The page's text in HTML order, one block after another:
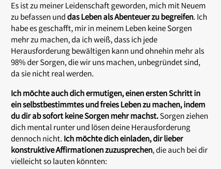
Es ist zu meiner Leidenschaft geworden, mich mit Neuem
zu befassen unddas Leben als Abenteuer zu begreifen. Ich
habe es geschafft, mir in meinem Leben keine Sorgen
mehr zu machen, da ich weiß, dass ich jede
Herausforderung bewältigen kann und ohnehin mehr als
98% der Sorgen, die wir uns machen, unbegründet sind,
da sie nicht real werden.
Ich möchte auch dich ermutigen, einen ersten Schritt in
ein selbstbestimmtes und freies Leben zu machen, indem
du dir ab sofort keine Sorgen mehr machst.Sorgen ziehen
dich mental runter und lösen deine Herausforderung
dennoch nicht. Ich möchte dich einladen, dir lieber
konstruktive Affirmationen zuzusprechen, die auch bei dir
vielleicht so lauten könnten: